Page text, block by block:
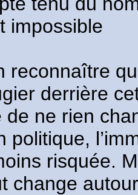
impossible
reconnaître
derrière
de ne rien
politique,
risquée.
change